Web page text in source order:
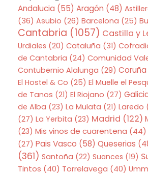
Andalucia (55) Aragón (48)
(36) Asubio (26) Barcelona (25)
Cantabria (1057) Castilla y
Urdiales (20) Cataluña (31)
de Cantabria (24) Comunidad
Contubernio Alalunga (29) Coruña
El Hostel & Co (25) El Muelle el
de Tanos (21) El Riojano (27)
de Alba (23) La Mulata (21) Laredo
(27) La Yerbita (23) Madrid (122)
(23) Mis vinos de cuarentena (44)
(27) Pais Vasco (58) Queserias
(361) Santoña (22) Suances (19)
Tintos (40) Torrelavega (40)